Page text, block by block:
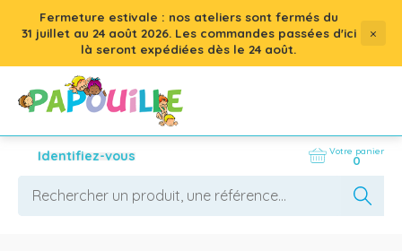
Fermeture estivale : nos ateliers sont fermés du
31 juillet au 24 août 2026. Les commandes passées d'ici
là seront expédiées dès le 24 août.
×
Identifiez-vous Votre panier
0